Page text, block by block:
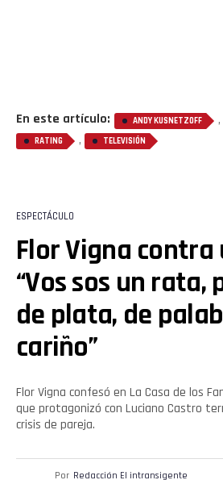
En este artículo: ANDY KUSNETZOFF ,
RATING , TELEVISIÓN
ESPECTÁCULO
Flor Vigna contra
“Vos sos un rata,
de plata, de
cariño”
Flor Vigna confesó en La Casa de los
que protagonizó con Luciano Castro
crisis de pareja.
Por Redacción El intransigente